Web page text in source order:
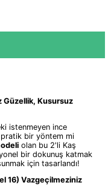
Güzellik, Kusursuz
istenmeyen ince
pratik bir yöntem mi
olan bu 2'li Kaş
bir dokunuş katmak
için tasarlandı!
16) Vazgeçilmeziniz